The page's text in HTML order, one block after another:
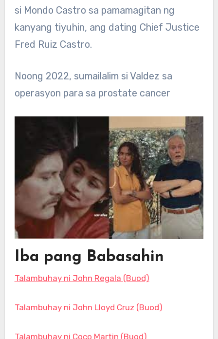
si Mondo Castro sa pamamagitan ng
kanyang tiyuhin, ang dating Chief Justice
Fred Ruiz Castro.
Noong 2022, sumailalim si Valdez sa
operasyon para sa prostate cancer
Iba pang Babasahin
Talambuhay ni John Regala (Buod)
Talambuhay ni John Lloyd Cruz (Buod)
Talambuhay ni Coco Martin (Buod)